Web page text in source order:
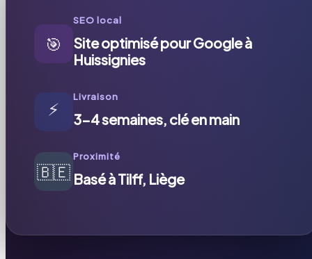
🎯
SEO local
Site optimisé pour Google à
Huissignies
⚡
Livraison
3-4 semaines, clé en main
🇧🇪
Proximité
Basé à Tilff, Liège